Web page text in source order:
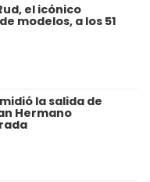
el icónico
modelos, a los 51
la salida de
Hermano